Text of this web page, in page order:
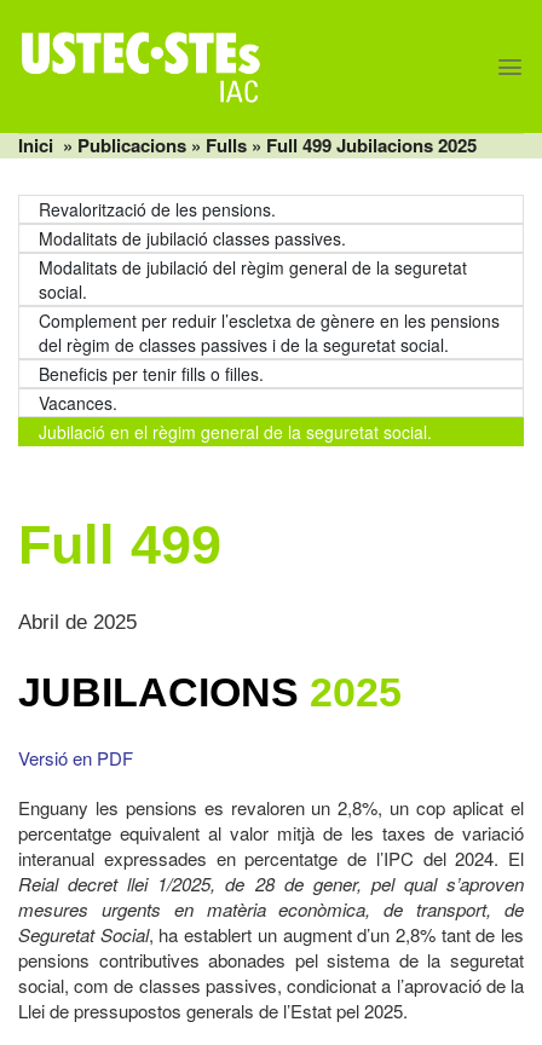
content
Inici » Publicacions » Fulls » Full 499 Jubilacions 2025
Revalorització de les pensions.
Modalitats de jubilació classes passives.
Modalitats de jubilació del règim general de la seguretat
social.
Complement per reduir l’escletxa de gènere en les pensions
del règim de classes passives i de la seguretat social.
Beneficis per tenir fills o filles.
Vacances.
Jubilació en el règim general de la seguretat social.
Full 499
Abril de 2025
JUBILACIONS 2025
Versió en PDF
Enguany les pensions es revaloren un 2,8%, un cop aplicat el
percentatge equivalent al valor mitjà de les taxes de variació
interanual expressades en percentatge de l’IPC del 2024. El
Reial decret llei 1/2025, de 28 de gener, pel qual s’aproven
mesures urgents en matèria econòmica, de transport, de
Seguretat Social, ha establert un augment d’un 2,8% tant de les
pensions contributives abonades pel sistema de la seguretat
social, com de classes passives, condicionat a l’aprovació de la
Llei de pressupostos generals de l’Estat pel 2025.